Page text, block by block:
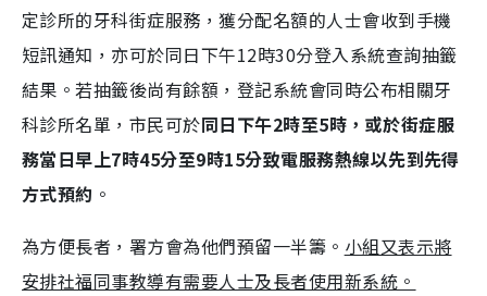
定診所的牙科街症服務，獲分配名額的人士會收到手機
短訊通知，亦可於同日下午12時30分登入系統查詢抽籤
結果。若抽籤後尚有餘額，登記系統會同時公布相關牙
科診所名單，市民可於同日下午2時至5時，或於街症服
務當日早上7時45分至9時15分致電服務熱線以先到先得
方式預約 。
為方便長者，署方會為他們預留一半籌。 小組又表示將
安排社福同事教導有需要人士及長者使用新系統。